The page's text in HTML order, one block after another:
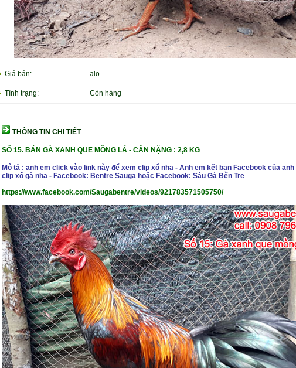
Giá bán: alo
Tình trạng: Còn hàng
THÔNG TIN CHI TIẾT
SỐ 15.BÁN GÀ XANH QUE MỒNG LÁ -CÂN NẶNG : 2,8 KG
Mô tả : anh em click vào link này để xem clip xổ nha - Anh em kết bạn Facebook của
clip xổ gà nha - Facebook: Bentre Sauga hoặc Facebook: Sáu Gà Bến Tre
https://www.facebook.com/Saugabentre/videos/921783571505750/